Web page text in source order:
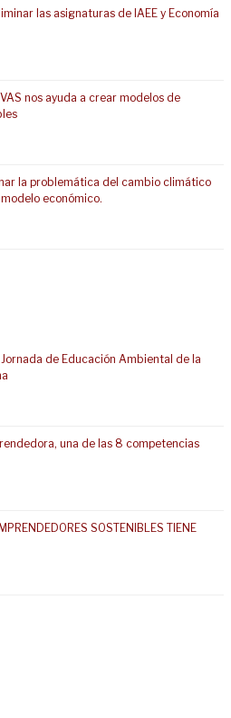
las asignaturas de IAEE y Economía
nos ayuda a crear modelos de
la problemática del cambio climático
económico.
de Educación Ambiental de la
una de las 8 competencias
SOSTENIBLES TIENE